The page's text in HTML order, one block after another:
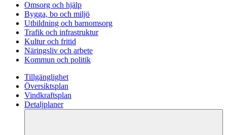
Omsorg och hjälp
Bygga, bo och miljö
Utbildning och barnomsorg
Trafik och infrastruktur
Kultur och fritid
Näringsliv och arbete
Kommun och politik
Tillgänglighet
Översiktsplan
Vindkraftsplan
Detaljplaner